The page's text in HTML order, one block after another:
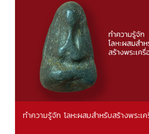
ทำความรู้จัก โลหะผสมสำหรับสร้างพระเ